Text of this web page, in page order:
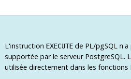
L'instruction EXECUTE de PL/pgSQL n'a
supportée par le serveur PostgreSQL.
utilisée directement dans les fonctions